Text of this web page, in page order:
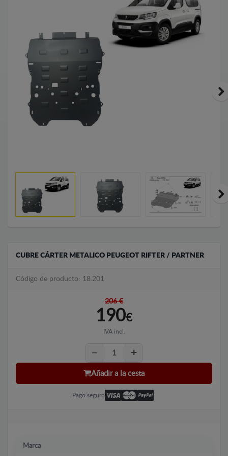
CUBRE CÁRTER METALICO PEUGEOT RIFTER / PARTNER
Código de producto: 18.201
206 €
190€
IVA incl.
Añadir a la cesta
Pago seguro
Marca